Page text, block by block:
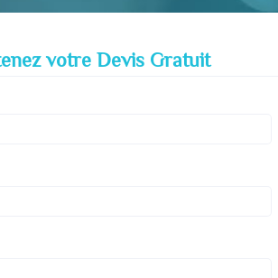
votre Devis Gratuit